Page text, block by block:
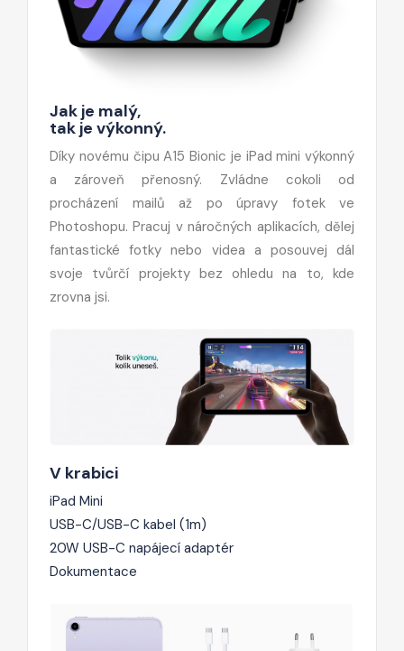
Jak je malý,
tak je výkonný.
Díky novému čipu A15 Bionic je iPad mini výkonný
a zároveň přenosný. Zvládne cokoli od
procházení mailů až po úpravy fotek ve
Photoshopu. Pracuj v náročných aplikacích, dělej
fantastické fotky nebo videa a posouvej dál
svoje tvůrčí projekty bez ohledu na to, kde
zrovna jsi.
V krabici
iPad Mini
USB-C/USB-C kabel (1m)
20W USB-C napájecí adaptér
Dokumentace